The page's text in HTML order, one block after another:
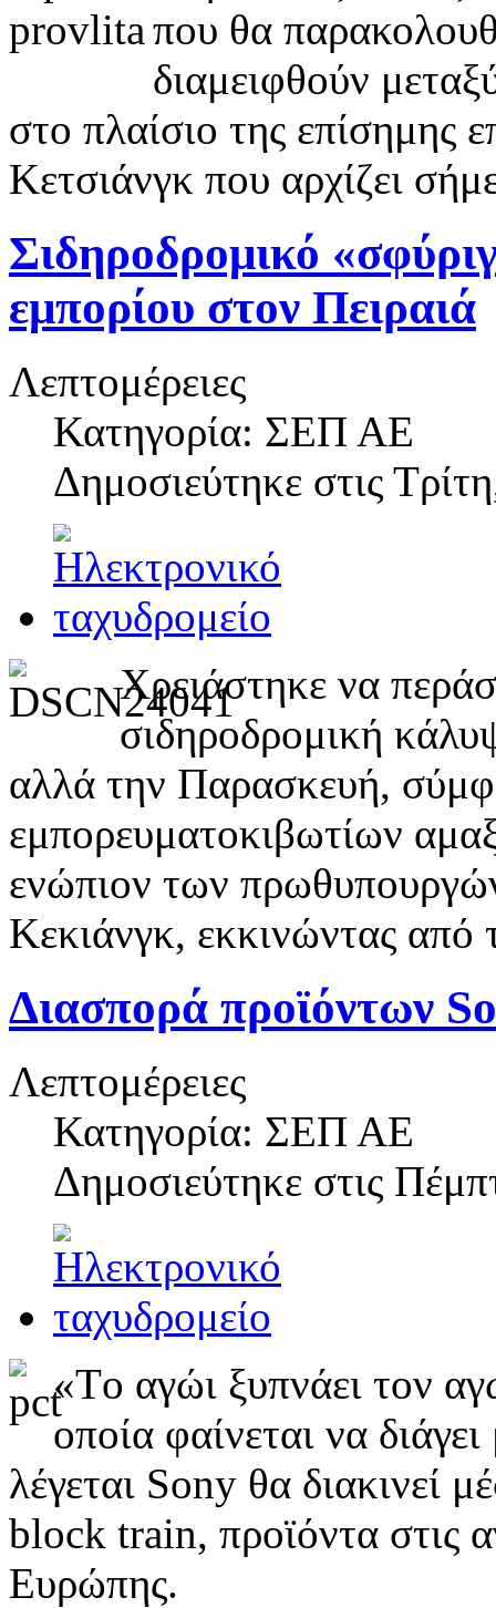
που θα
διαμειφθούν
στο πλαίσιο της επίσημης
Κετσιάνγκ που αρχίζει
Σιδηροδρομικό
εμπορίου στον Πειραιά
Λεπτομέρειες
Κατηγορία: ΣΕΠ ΑΕ
Δημοσιεύτηκε στις
Χρειάστηκε να
σιδηροδρομική
αλλά την Παρασκευή,
εμπορευματοκιβωτίων
ενώπιον των
Κεκιάνγκ, εκκινώντας από
Διασπορά προϊόντων
Λεπτομέρειες
Κατηγορία: ΣΕΠ ΑΕ
Δημοσιεύτηκε στις
«Tο αγώι ξυπνάει τον
οποία φαίνεται να
λέγεται Sony θα διακινεί
block train, προϊόντα στις
Ευρώπης.